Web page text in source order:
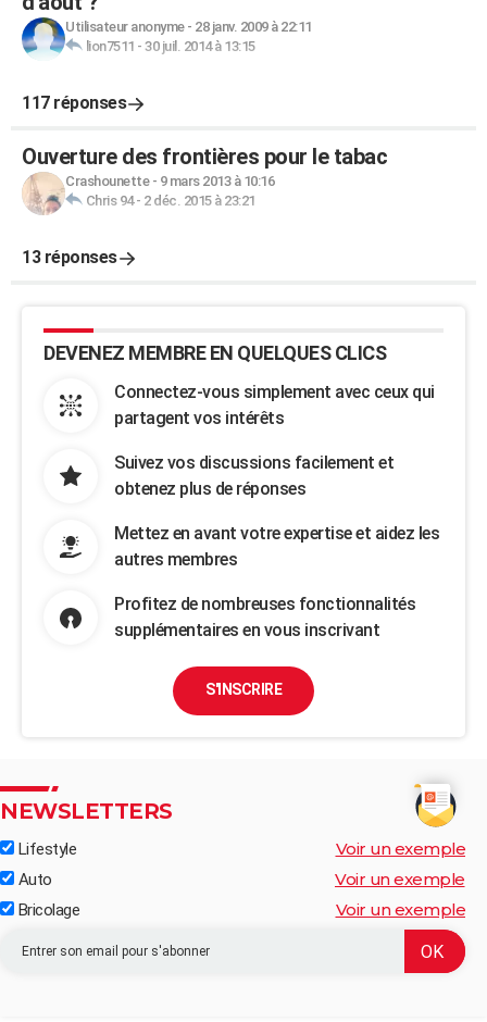
Utilisateur anonyme- 28 janv. 2009 à 22:11
lion7511 - 30 juil. 2014 à 13:15
117 réponses
Ouverture des frontières pour le tabac
Crashounette- 9 mars 2013 à 10:16
Chris 94- 2 déc. 2015 à 23:21
13 réponses
DEVENEZ MEMBRE EN QUELQUES CLICS
Connectez-vous simplement avec ceux qui
partagent vos intérêts
Suivez vos discussions facilement et
obtenez plus de réponses
Mettez en avant votre expertise et aidez les
autres membres
Profitez de nombreuses fonctionnalités
supplémentaires en vous inscrivant
S'INSCRIRE
NEWSLETTERS
Lifestyle Voir un exemple
Auto Voir un exemple
Bricolage Voir un exemple